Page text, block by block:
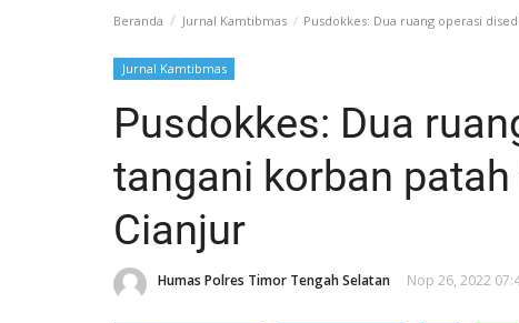
Beranda Jurnal Kamtibmas Pusdokkes: Dua ruang operasi
Jurnal Kamtibmas
Pusdokkes: Dua
tangani korban
Cianjur
Humas Polres Timor Tengah Selatan Nop 26, 2022